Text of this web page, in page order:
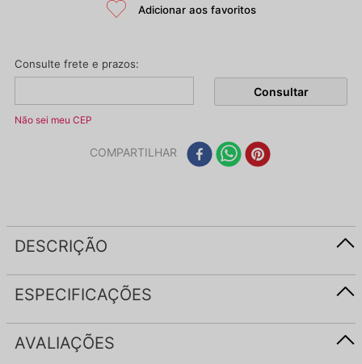
Não sei meu CEP
COMPARTILHAR
DESCRIÇÃO
ESPECIFICAÇÕES
AVALIAÇÕES